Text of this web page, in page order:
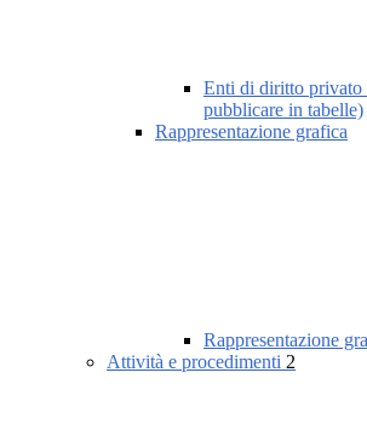
Enti di diritto privato
pubblicare in tabelle)
Rappresentazione grafica
Rappresentazione
Attività e procedimenti 2